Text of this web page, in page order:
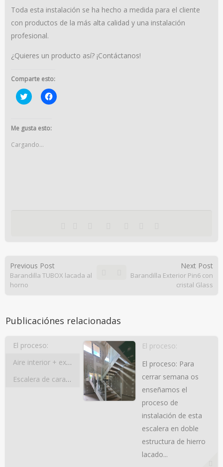
Toda esta instalación se ha hecho a medida para el cliente
con productos de la más alta calidad y una instalación
profesional.
¿Quieres un producto así? ¡Contáctanos!
Comparte esto:
Haz
clic
Twitter
abre
en
Haz
clic
Me gusta esto:
Cargando...
Previous Post
Barandilla TUBOX lacada al
horno
Next Post
Barandilla Exterior Pin6 con
cristal Glass
Publicaciónes relacionadas
El proceso:
Aire interior + exterior
Escalera de caracol cuadrada
El proceso:
El proceso: Para
cerrar semana os
enseñamos el
proceso de
instalación de esta
escalera en doble
estructura de hierro
lacado...